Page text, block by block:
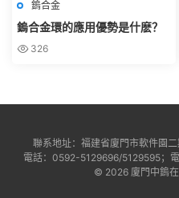
鎢合金
鎢合金環的應用優勢是什麽？
326
聯系地址：福建省廈門市軟件園
電話：0592-5129696/5129595；
© 2026 廈門中鎢